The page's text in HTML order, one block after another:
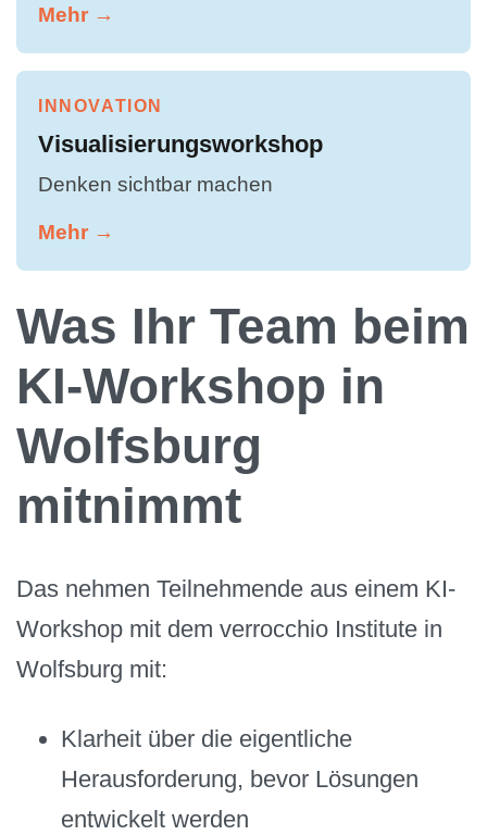
Mehr →
INNOVATION
Visualisierungsworkshop
Denken sichtbar machen
Mehr →
Was Ihr Team beim
KI-Workshop in
Wolfsburg
mitnimmt
Das nehmen Teilnehmende aus einem KI-
Workshop mit dem verrocchio Institute in
Wolfsburg mit:
Klarheit über die eigentliche
Herausforderung, bevor Lösungen
entwickelt werden